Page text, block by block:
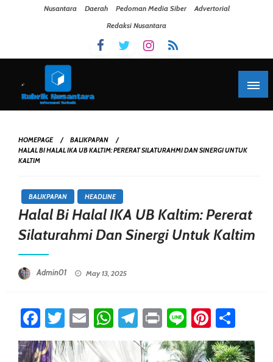
Nusantara Daerah Pedoman Media Siber
Advertorial
Redaksi Nusantara
HOMEPAGE
BALIKPAPAN
HALAL BI HALAL IKA UB KALTIM: PERERAT SILATURAHMI DAN SINERGI UNTUK
KALTIM
BALIKPAPAN HEADLINE
Halal Bi Halal IKA UB Kaltim: Pererat
Silaturahmi Dan Sinergi Untuk Kaltim
Admin01 May 13, 2025
Facebook
Twitter
EmailWhatsApp
Telegram
PrintLine